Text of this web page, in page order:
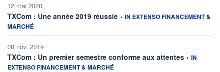
12 mai 2020
TXCom : Une année 2019 réussie information fournie par
• IN EXTENSO FINANCEMENT &
MARCHÉ
08 nov. 2019
TXCom : Un premier semestre conforme aux attentes information
• IN
EXTENSO FINANCEMENT & MARCHÉ